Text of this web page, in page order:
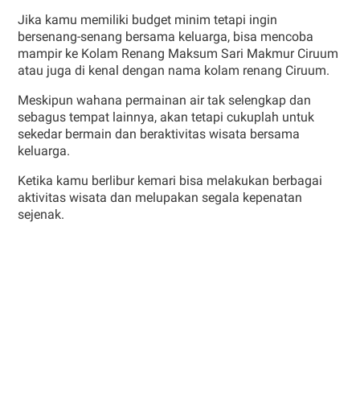
Jika kamu memiliki budget minim tetapi ingin
bersenang-senang bersama keluarga, bisa mencoba
mampir ke Kolam Renang Maksum Sari Makmur Ciruum
atau juga di kenal dengan nama kolam renang Ciruum.
Meskipun wahana permainan air tak selengkap dan
sebagus tempat lainnya, akan tetapi cukuplah untuk
sekedar bermain dan beraktivitas wisata bersama
keluarga.
Ketika kamu berlibur kemari bisa melakukan berbagai
aktivitas wisata dan melupakan segala kepenatan
sejenak.